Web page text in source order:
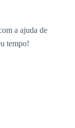
a ajuda de
tempo!